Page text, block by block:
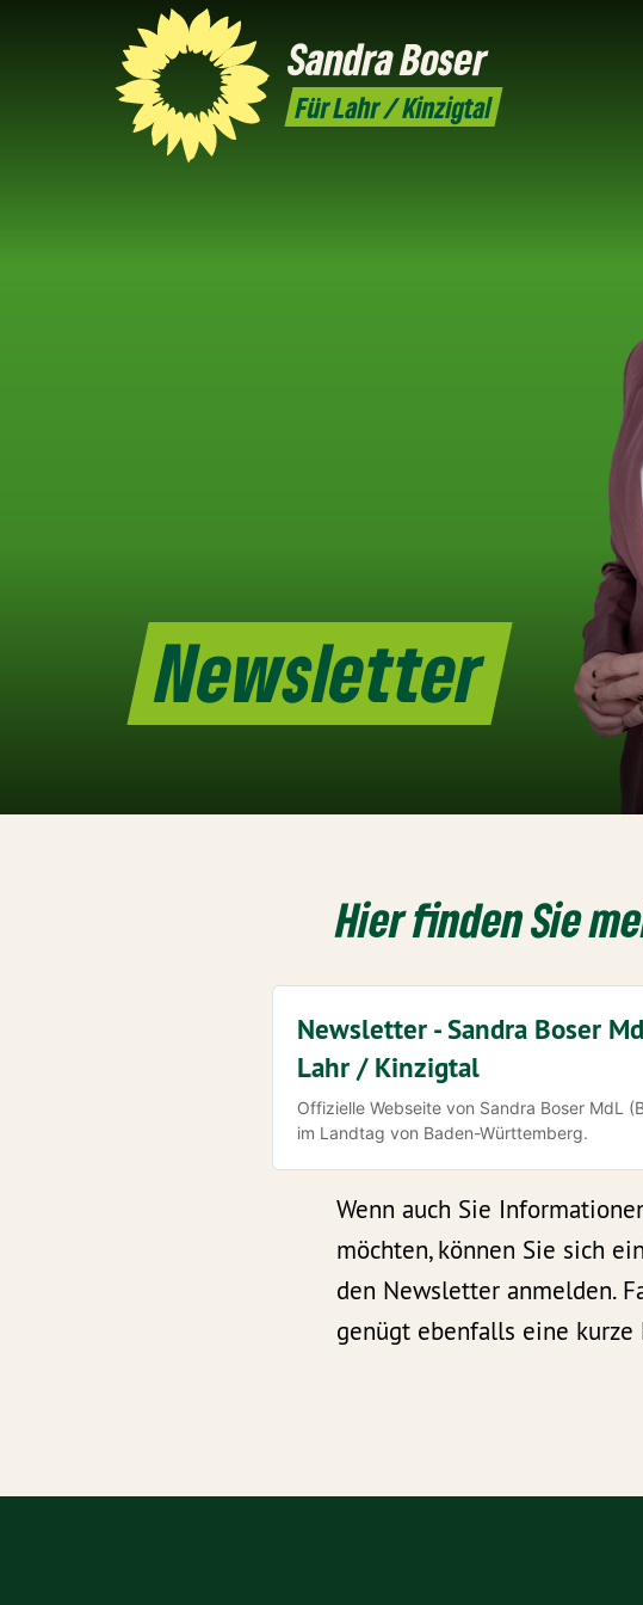
SandraBoser
Für Lahr / Kinzigtal
Newsletter
Hier finden Sie
Newsletter - Sandra Boser
Lahr / Kinzigtal
Offizielle Webseite von Sandra Boser MdL
im Landtag von Baden-Württemberg.
Wenn auch Sie
möchten, können Sie sich
den Newsletter anmelden.
genügt ebenfalls eine kurze